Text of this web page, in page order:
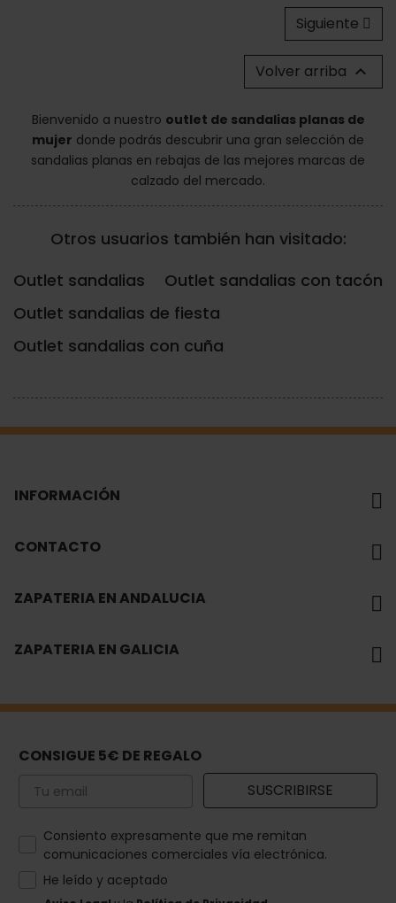
Siguiente
Volver arriba 
Bienvenido a nuestro outlet de sandalias planas de
mujer donde podrás descubrir una gran selección de
sandalias planas en rebajas de las mejores marcas de
calzado del mercado.
Otros usuarios también han visitado:
Outlet sandalias
Outlet sandalias con tacón
Outlet sandalias de fiesta
Outlet sandalias con cuña
INFORMACIÓN
CONTACTO
ZAPATERIA EN ANDALUCIA
ZAPATERIA EN GALICIA
CONSIGUE 5€ DE REGALO
Email SUSCRIBIRSE
How would you like to hear from us?
Consiento expresamente que me remitan
comunicaciones comerciales vía electrónica.
He leído y aceptado